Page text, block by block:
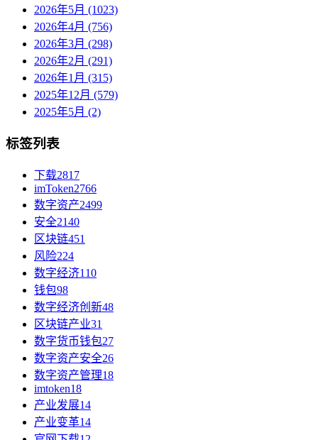
2026年5月 (1023)
2026年4月 (756)
2026年3月 (298)
2026年2月 (291)
2026年1月 (315)
2025年12月 (579)
2025年5月 (2)
标签列表
下载2817
imToken2766
数字资产2499
安全2140
区块链451
风险224
数字经济110
钱包98
数字经济创新48
区块链产业31
数字货币钱包27
数字资产安全26
数字资产管理18
imtoken18
产业发展14
产业变革14